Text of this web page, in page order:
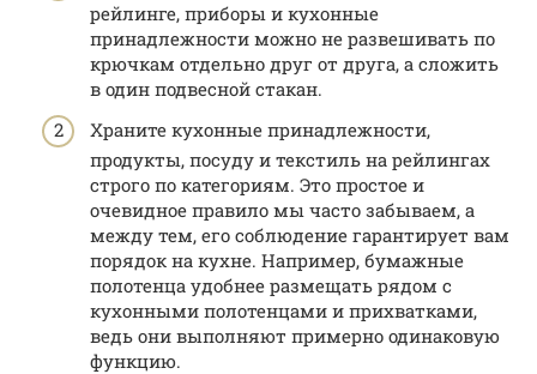
рейлинге, приборы и кухонные
принадлежности можно не развешивать по
крючкам отдельно друг от друга, а сложить
в один подвесной стакан.
Храните кухонные принадлежности,
продукты, посуду и текстиль на рейлингах
строго по категориям. Это простое и
очевидное правило мы часто забываем, а
между тем, его соблюдение гарантирует вам
порядок на кухне. Например, бумажные
полотенца удобнее размещать рядом с
кухонными полотенцами и прихватками,
ведь они выполняют примерно одинаковую
функцию.